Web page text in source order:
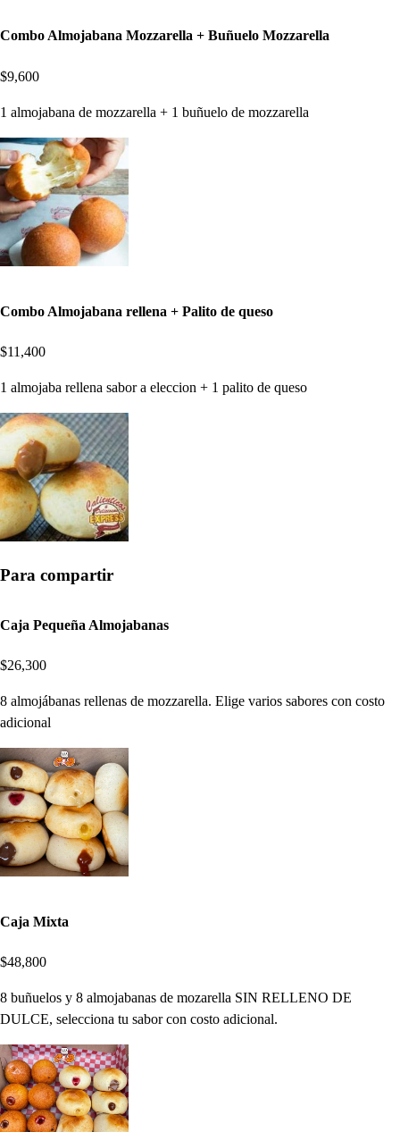
Combo Almojabana Mozzarella + Buñuelo Mozzarella
$9,600
1 almojabana de mozzarella + 1 buñuelo de mozzarella
Combo Almojabana rellena + Palito de queso
$11,400
1 almojaba rellena sabor a eleccion + 1 palito de queso
Para compartir
Caja Pequeña Almojabanas
$26,300
8 almojábanas rellenas de mozzarella. Elige varios sabores con costo
adicional
Caja Mixta
$48,800
8 buñuelos y 8 almojabanas de mozarella SIN RELLENO DE
DULCE, selecciona tu sabor con costo adicional.